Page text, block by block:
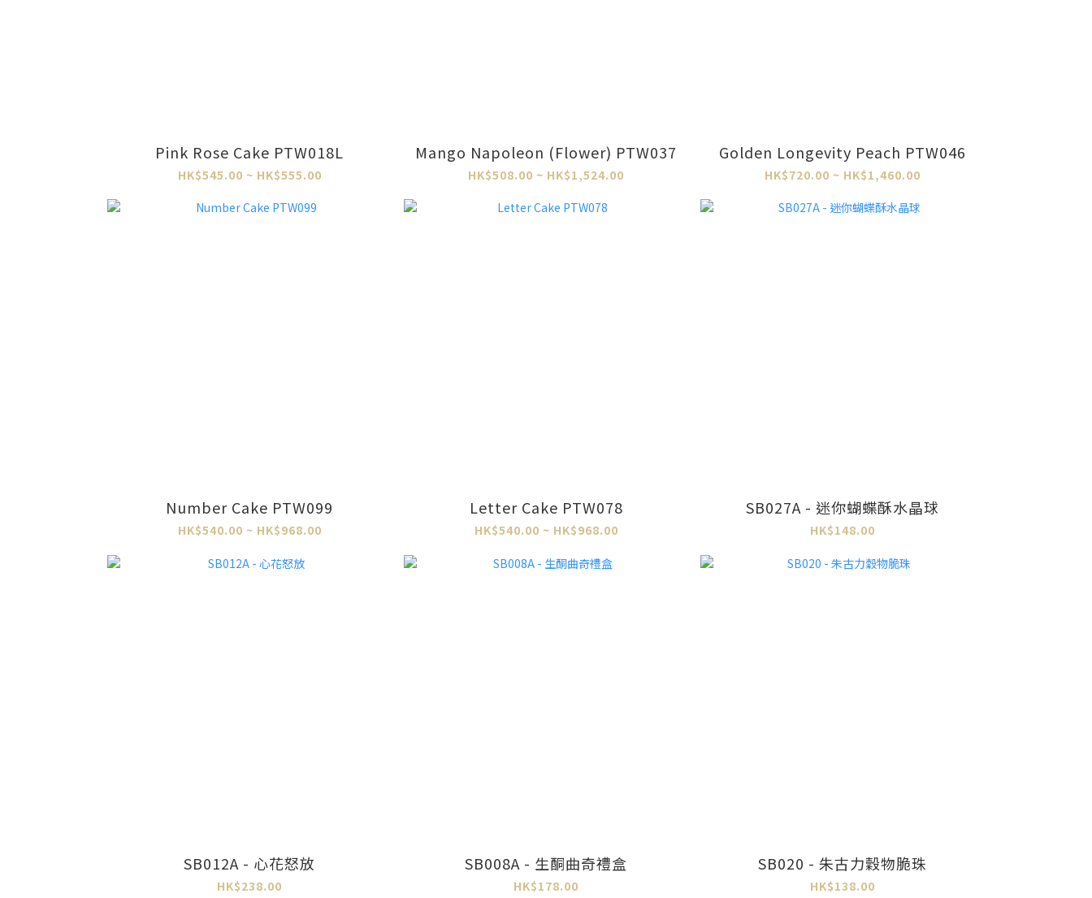
Pink Rose Cake PTW018L
HK$545.00 ~ HK$555.00
Mango Napoleon (Flower) PTW037
HK$508.00 ~ HK$1,524.00
Golden Longevity Peach PTW046
HK$720.00 ~ HK$1,460.00
Number Cake PTW099
HK$540.00 ~ HK$968.00
Letter Cake PTW078
HK$540.00 ~ HK$968.00
SB027A - 迷你蝴蝶酥水晶球
HK$148.00
SB012A - 心花怒放
HK$238.00
SB008A - 生酮曲奇禮盒
HK$178.00
SB020 - 朱古力穀物脆珠
HK$138.00